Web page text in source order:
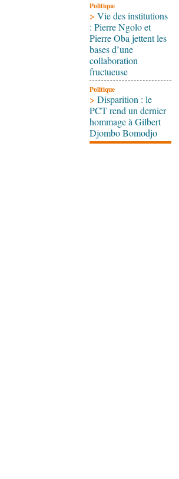
Politique
> Vie des institutions
: Pierre Ngolo et
Pierre Oba jettent les
bases d’une
collaboration
fructueuse
Politique
> Disparition : le
PCT rend un dernier
hommage à Gilbert
Djombo Bomodjo